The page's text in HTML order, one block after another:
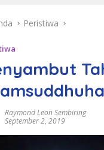
Peristiwa
Raymond Leon Sembiring
September 2, 2019